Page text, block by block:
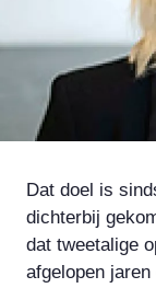
Dat doel is
dichterbij
dat tweetalige
afgelopen jaren